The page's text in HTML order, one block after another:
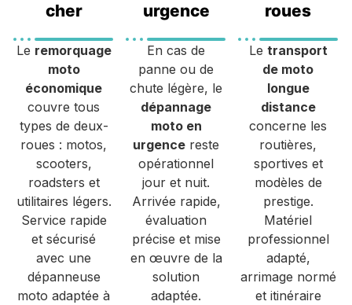
cher
Le remorquage
moto
économique
couvre tous
types de deux-
roues : motos,
scooters,
roadsters et
utilitaires légers.
Service rapide
et sécurisé
avec une
dépanneuse
moto adaptée à
urgence
En cas de
panne ou de
chute légère, le
dépannage
moto en
urgence reste
opérationnel
jour et nuit.
Arrivée rapide,
évaluation
précise et mise
en œuvre de la
solution
adaptée.
roues
Le transport
de moto
longue
distance
concerne les
routières,
sportives et
modèles de
prestige.
Matériel
professionnel
adapté,
arrimage normé
et itinéraire